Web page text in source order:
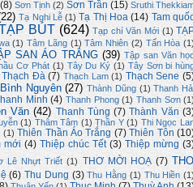
(8) Sơn Tịnh (2) Sơn Trần (15) Sruthi
Tạ Nghi Lễ (1) Tạ Thị Hoa (14) Tam
BÚT (624) Tạp chí Văn Mới (1)
(1) Tâm Lãng (1) Tâm Nhiên (2) Tấn Hòa
SAN ÁO TRẮNG (39) Tập san Văn
Cơ Phát (1) Tây Du Ký (1) Tây Sơn bi
Thạch Đà (7) Thạch Lam (1) Thạch Sene
Nguyên (27) Thành Dũng (1) Thanh
Minh (4) Thanh Phong (1) Thanh Sơn
Văn (42) Thanh Tùng (7) Thành Văn
(1) Thâm Tâm (1) Thần Y (1) Thi Ngọc
(1) Thiên Thần Áo Trắng (7) Thiên Tôn
mới (4) Thiệp chúc Tết (3) Thiệp mừng
Lê Nhựt Triết (1) THƠ MỜI HOẠ (7)
(6) Thu Dung (3) Thu Hằng (1) Thu Hiền